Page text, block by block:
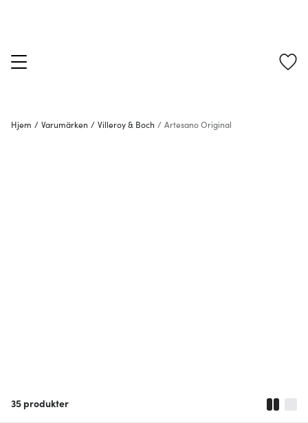
Hjem / Varumärken / Villeroy & Boch / Artesano Original
35 produkter